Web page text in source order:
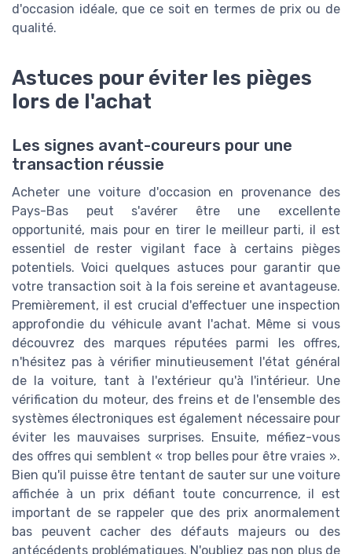
d'occasion idéale, que ce soit en termes de prix ou de
qualité.
Astuces pour éviter les pièges
lors de l'achat
Les signes avant-coureurs pour une
transaction réussie
Acheter une voiture d'occasion en provenance des
Pays-Bas peut s'avérer être une excellente
opportunité, mais pour en tirer le meilleur parti, il est
essentiel de rester vigilant face à certains pièges
potentiels. Voici quelques astuces pour garantir que
votre transaction soit à la fois sereine et avantageuse.
Premièrement, il est crucial d'effectuer une inspection
approfondie du véhicule avant l'achat. Même si vous
découvrez des marques réputées parmi les offres,
n'hésitez pas à vérifier minutieusement l'état général
de la voiture, tant à l'extérieur qu'à l'intérieur. Une
vérification du moteur, des freins et de l'ensemble des
systèmes électroniques est également nécessaire pour
éviter les mauvaises surprises. Ensuite, méfiez-vous
des offres qui semblent « trop belles pour être vraies ».
Bien qu'il puisse être tentant de sauter sur une voiture
affichée à un prix défiant toute concurrence, il est
important de se rappeler que des prix anormalement
bas peuvent cacher des défauts majeurs ou des
antécédents problématiques. N'oubliez pas non plus de